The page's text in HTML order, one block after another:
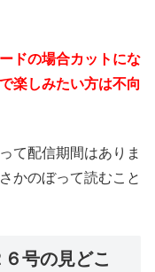
ドの場合カットにな
楽しみたい方は不向
て配信期間はありま
かのぼって読むこと
号の見どこ